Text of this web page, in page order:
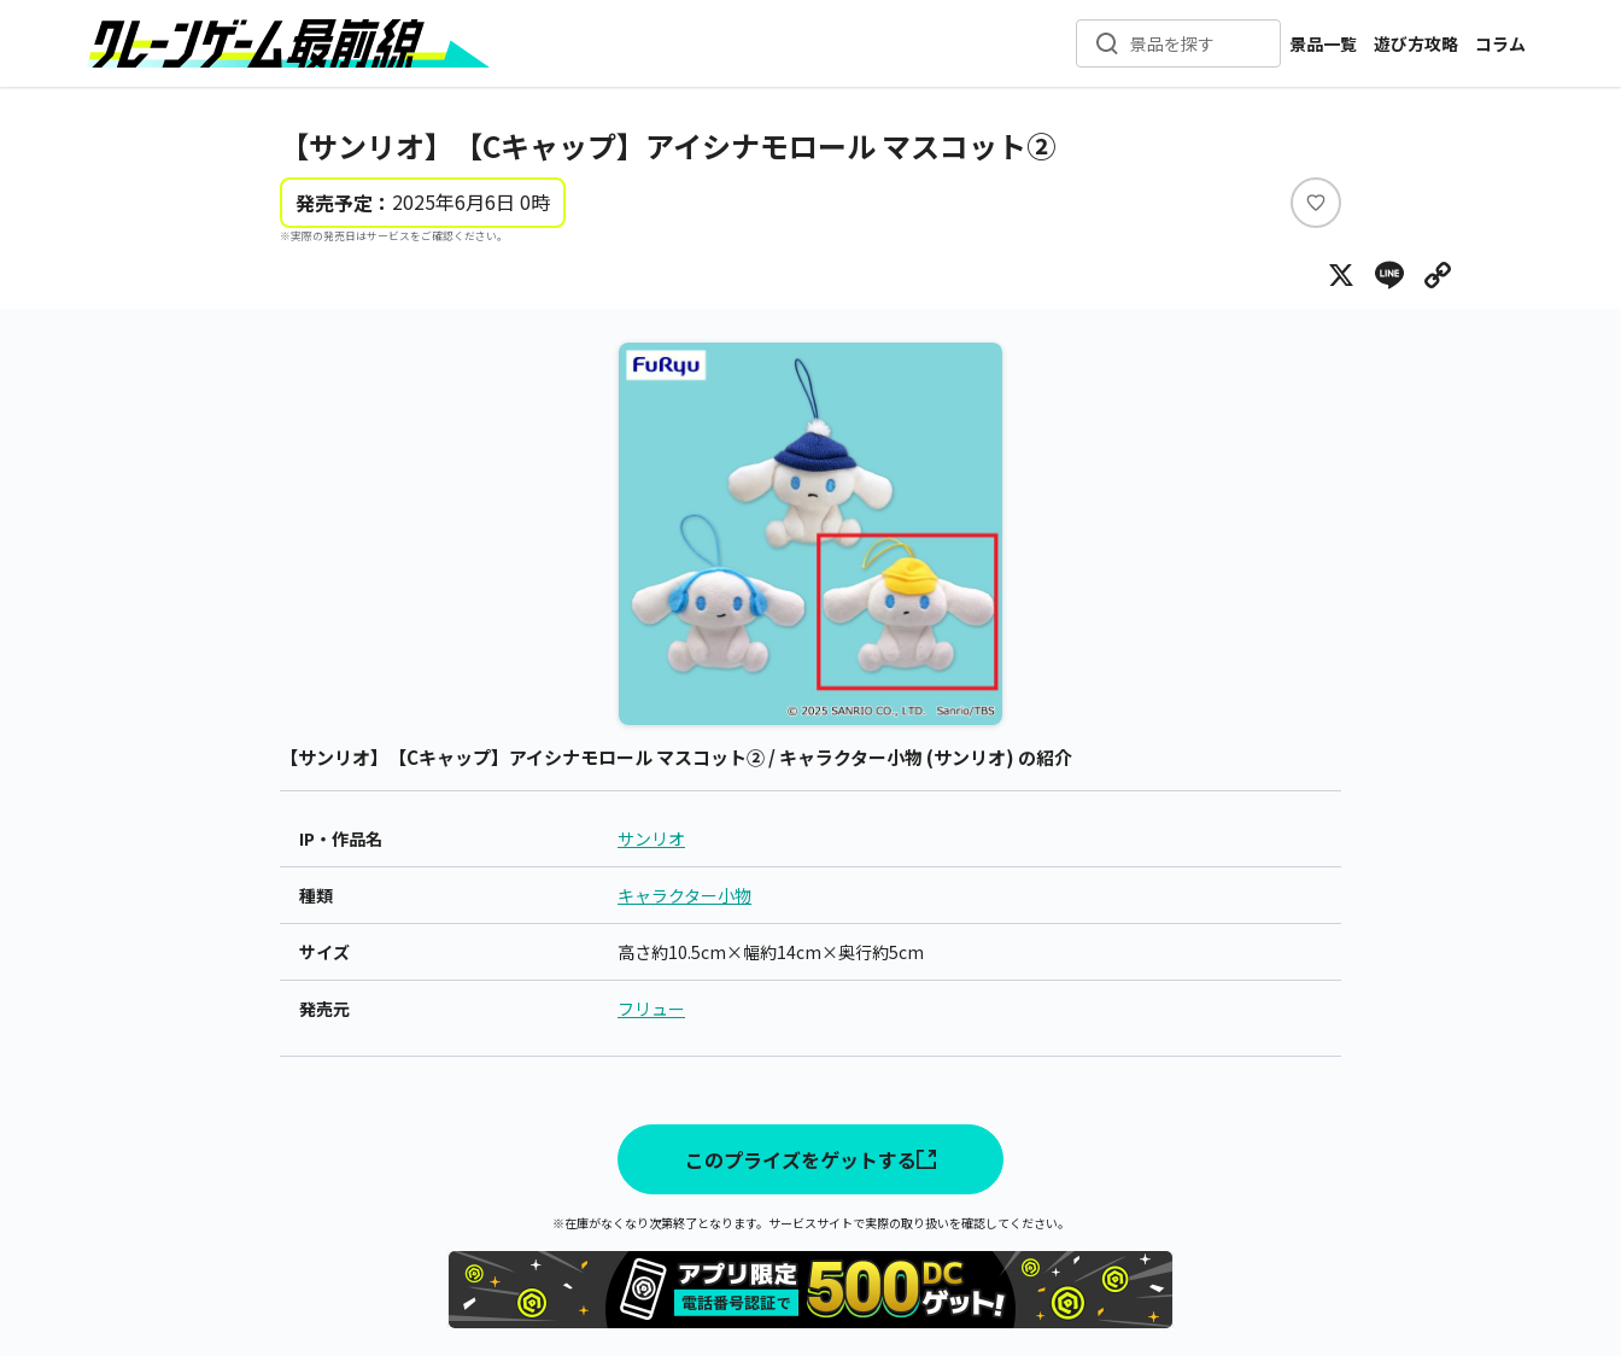
景品を探す
景品一覧
新着景品
メーカー一覧
遊び方攻略
コラム
インタビュー
【サンリオ】【Cキャップ】アイシナモロール マスコット②
発売予定： 2025年6月6日 0時
※実際の発売日はサービスをご確認ください。
い
ね
X Line
【サンリオ】【Cキャップ】アイシナモロール マスコット② / キャラクター小物 (サンリオ) の紹介
IP・作品名 サンリオ
種類 キャラクター小物
サイズ 高さ約10.5cm×幅約14cm×奥行約5cm
発売元 フリュー
このプライズをゲットする
※在庫がなくなり次第終了となります。サービスサイトで実際の取り扱いを確認してください。